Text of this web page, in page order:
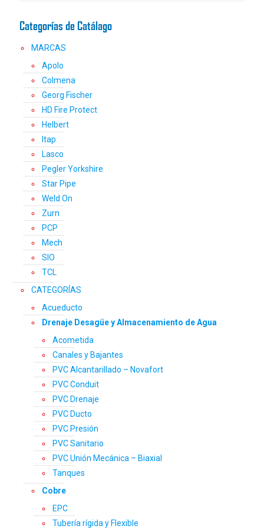
página
producto
Categorías de Catálago
MARCAS
Apolo
Colmena
Georg Fischer
HD Fire Protect
Helbert
Itap
Lasco
Pegler Yorkshire
Star Pipe
Weld On
Zurn
PCP
Mech
SIO
TCL
CATEGORÍAS
Acueducto
Drenaje Desagüe y Almacenamiento de Agua
Acometida
Canales y Bajantes
PVC Alcantarillado – Novafort
PVC Conduit
PVC Drenaje
PVC Ducto
PVC Presión
PVC Sanitario
PVC Unión Mecánica – Biaxial
Tanques
Cobre
EPC
Tubería rígida y Flexible